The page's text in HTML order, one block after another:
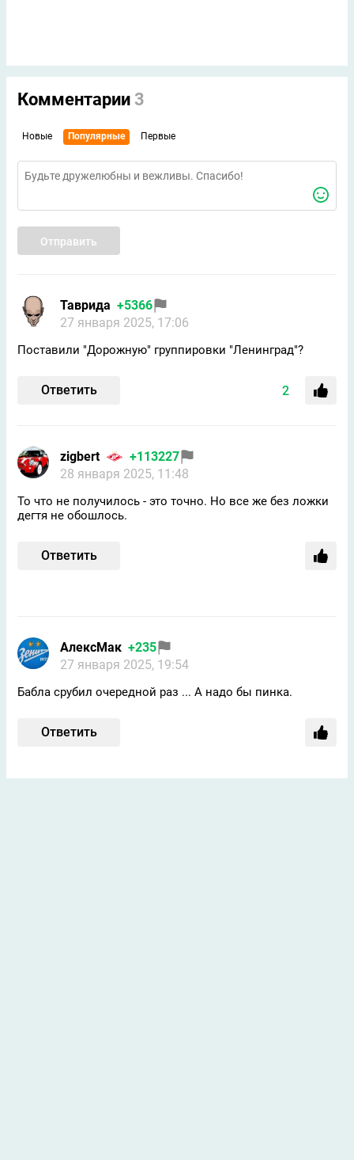
Комментарии 3
Новые Популярные Первые
Отправить
Таврида +5366
27 января 2025, 17:06
Поставили "Дорожную" группировки "Ленинград"?
Ответить 2
zigbert
+113227
28 января 2025, 11:48
То что не получилось - это точно. Но все же без ложки
дегтя не обошлось.
Ответить
АлексМак +235
27 января 2025, 19:54
Бабла срубил очередной раз ... А надо бы пинка.
Ответить